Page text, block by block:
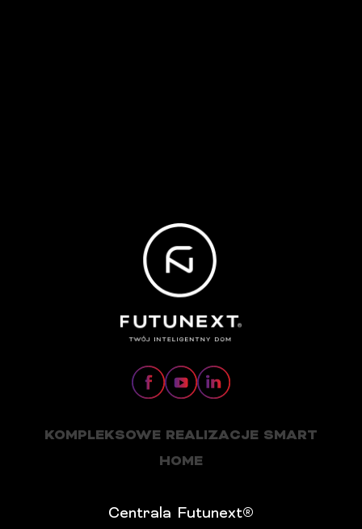
KOMPLEKSOWE REALIZACJE SMART
HOME
Centrala Futunext®